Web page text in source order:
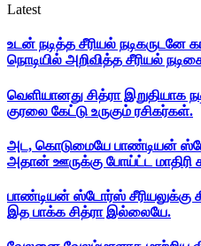
Latest
உடன் நடித்த சீரியல் நடிகருடனே
நொடியில் அறிவித்த சீரியல்
வெளியானது சித்ரா இறுதியாக
குரலை கேட்டு உருகும் ரசிகர்கள்.
அட, கொடுமையே பாண்டியன்
அதான் ஊருக்கு போய்ட்ட மாதிரி
பாண்டியன் ஸ்டோர்ஸ் சீரியலுக்கு
இத பாக்க சித்ரா இல்லையே.